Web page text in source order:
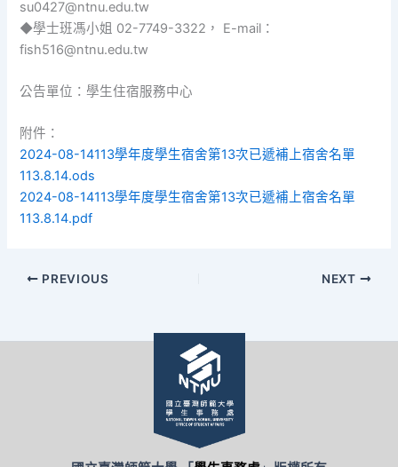
su0427@ntnu.edu.tw
◆學士班馮小姐 02-7749-3322， E-mail：
fish516@ntnu.edu.tw
公告單位：學生住宿服務中心
附件：
2024-08-14113學年度學生宿舍第13次已遞補上宿舍名單
113.8.14.ods
2024-08-14113學年度學生宿舍第13次已遞補上宿舍名單
113.8.14.pdf
PREVIOUS NEXT